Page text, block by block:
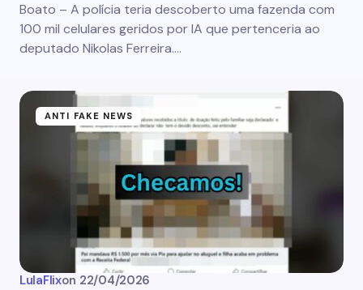
Boato – A polícia teria descoberto uma fazenda com
100 mil celulares geridos por IA que pertenceria ao
deputado Nikolas Ferreira.…
ANTI FAKE NEWS
LulaFlixon 22/04/2026